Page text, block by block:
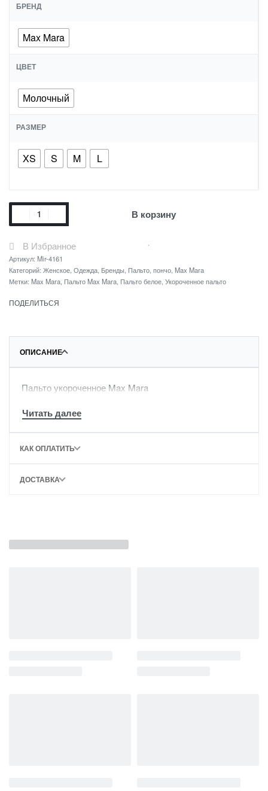
БРЕНД
Max Mara
ЦВЕТ
Молочный
РАЗМЕР
XS S M L
В корзину
В Избранное
Артикул: Mir-4161
Категорий: Женское Одежда Бренды Пальто, пончо Max Mara
Метки: Max Mara Пальто Max Mara Пальто белое Укороченное пальто
ПОДЕЛИТЬСЯ
ОПИСАНИЕ
Пальто укороченное Max Mara
КАК ОПЛАТИТЬ
ДОСТАВКА